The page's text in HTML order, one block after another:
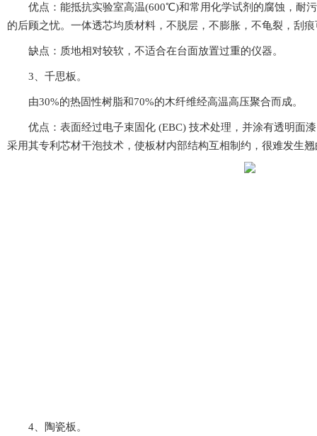
优点：能抵抗实验室高温(600℃)和常用化学试剂的腐蚀，耐污染
的后顾之忧。一体透芯均质材料，不脱层，不膨胀，不龟裂，刮
缺点：质地相对较软，不适合在台面放置过重的仪器。
3、千思板。
由30%的热固性树脂和70%的木纤维经高温高压聚合而成。
优点：表面经过电子束固化 (EBC) 技术处理，并涂有透明面漆
采用其专利芯材干泡技术，使板材内部结构互相制约，很难发生翘
4、陶瓷板。